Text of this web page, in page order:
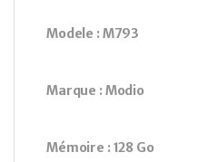
Modele : M793
Marque : Modio
Mémoire : 128 Go